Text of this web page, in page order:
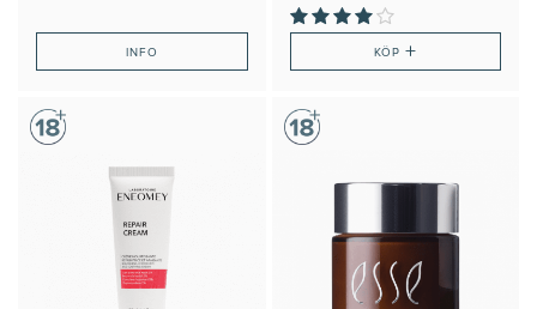
INFO KÖP +